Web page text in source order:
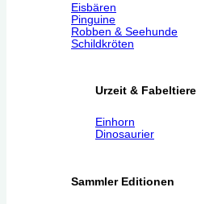
Eisbären
Pinguine
Robben & Seehunde
Schildkröten
Urzeit & Fabeltiere
Einhorn
Dinosaurier
Sammler Editionen